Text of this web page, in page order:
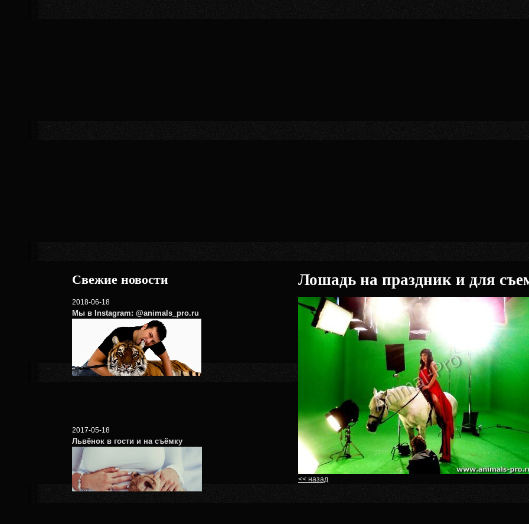
Свежие новости
2018-06-18
Мы в Instagram: @animals_pro.ru
2017-05-18
Львёнок в гости и на съёмку
Лошадь на праздник и для
<< назад